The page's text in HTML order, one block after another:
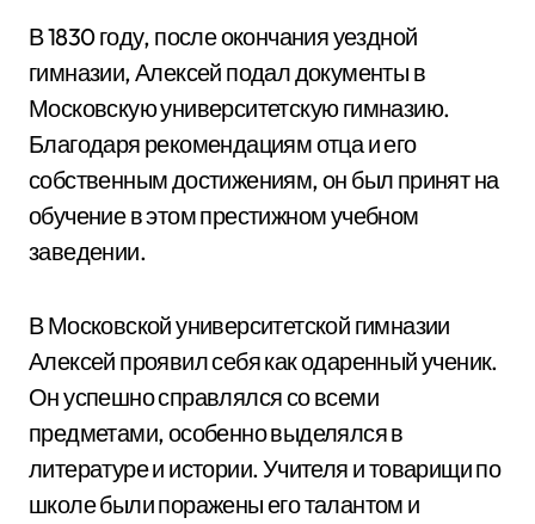
В 1830 году, после окончания уездной
гимназии, Алексей подал документы в
Московскую университетскую гимназию.
Благодаря рекомендациям отца и его
собственным достижениям, он был принят на
обучение в этом престижном учебном
заведении.
В Московской университетской гимназии
Алексей проявил себя как одаренный ученик.
Он успешно справлялся со всеми
предметами, особенно выделялся в
литературе и истории. Учителя и товарищи по
школе были поражены его талантом и